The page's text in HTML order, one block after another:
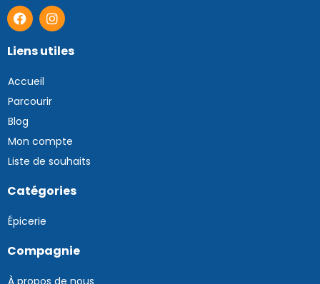
Liens utiles
Accueil
Parcourir
Blog
Mon compte
Liste de souhaits
Catégories
Épicerie
Compagnie